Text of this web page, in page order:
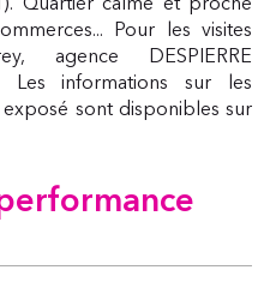
Quartier calme et proche
Pour les visites
agence DESPIERRE
Les informations sur les
sont disponibles sur